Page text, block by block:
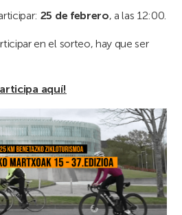
25 de febrero, a las 12:00.
en el sorteo, hay que ser
aquí!